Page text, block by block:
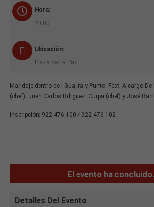
Hora:
20:00
Ubicación:
Plaza de La Paz
Maridaje dentro de I Guajira y Punto! Fest. A cargo De
(chef), Juan Carlos Rdrguez. Curpa (chef) y José
Inscripción: 922 476 100 / 922 476 102.
El evento ha concluido.
Detalles Del Evento